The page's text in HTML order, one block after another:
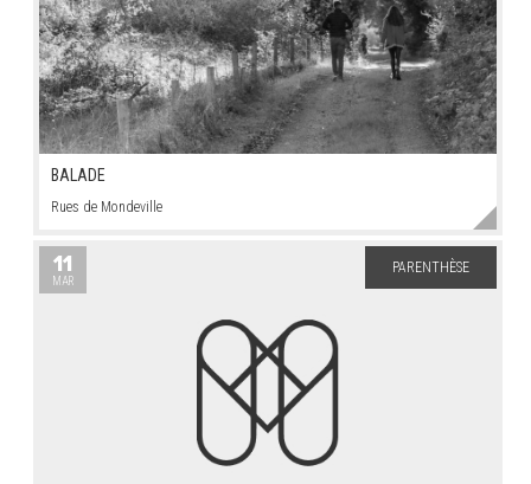
BALADE
Rues de Mondeville
11
MAR
PARENTHÈSE